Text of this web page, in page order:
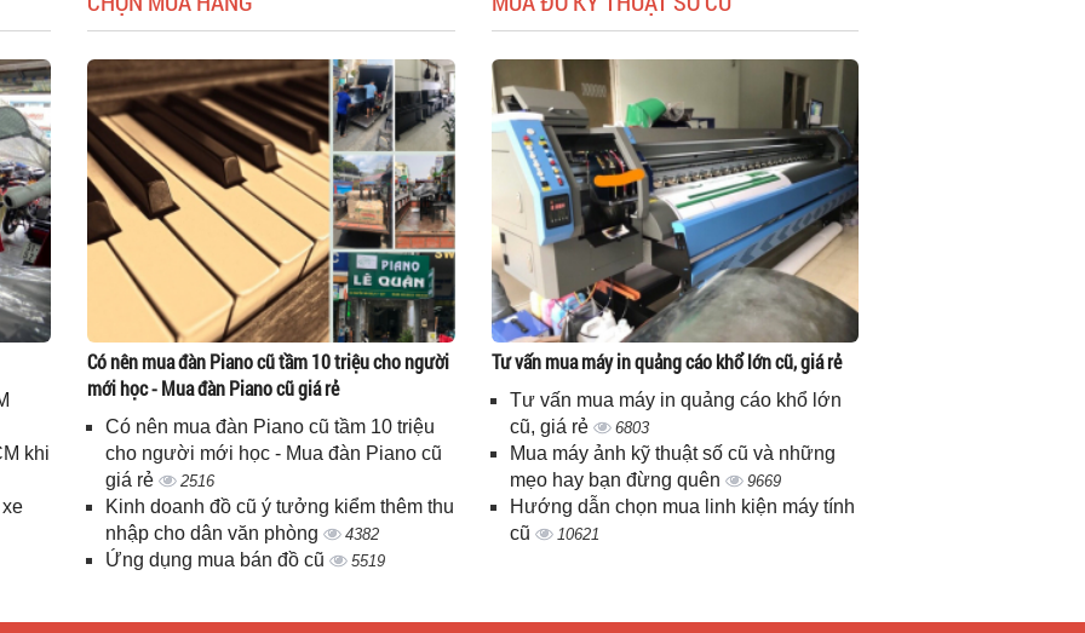
khi
Có nên mua đàn Piano cũ tầm 10 triệu cho người
mới học - Mua đàn Piano cũ giá rẻ
Có nên mua đàn Piano cũ tầm 10 triệu
cho người mới học - Mua đàn Piano cũ
giá rẻ
2516
Kinh doanh đồ cũ ý tưởng kiểm thêm thu
nhập cho dân văn phòng
4382
Ứng dụng mua bán đồ cũ 5519
Tư vấn mua máy in quảng cáo khổ lớn cũ, giá rẻ
Tư vấn mua máy in quảng cáo khổ lớn
cũ, giá rẻ
6803
Mua máy ảnh kỹ thuật số cũ và những
mẹo hay bạn đừng quên
9669
Hướng dẫn chọn mua linh kiện máy tính
cũ
10621